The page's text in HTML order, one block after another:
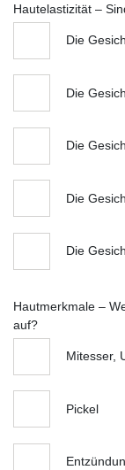
Hautelastizität –
Die
Die
Die
Die
Die
Hautmerkmale –
auf?
Mitesser,
Pickel